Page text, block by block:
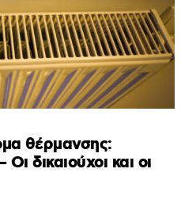
θέρμανσης:
δικαιούχοι και οι